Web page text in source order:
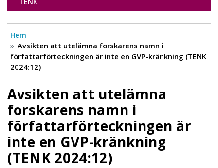
TENK
Hem
Avsikten att utelämna forskarens namn i
författarförteckningen är inte en GVP-kränkning (TENK
2024:12)
Avsikten att utelämna
forskarens namn i
författarförteckningen är
inte en GVP-kränkning
(TENK 2024:12)